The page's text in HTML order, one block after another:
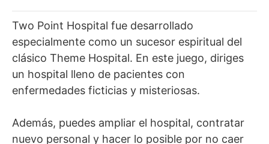
Two Point Hospital fue desarrollado
especialmente como un sucesor espiritual del
clásico Theme Hospital. En este juego, diriges
un hospital lleno de pacientes con
enfermedades ficticias y misteriosas.
Además, puedes ampliar el hospital, contratar
nuevo personal y hacer lo posible por no caer